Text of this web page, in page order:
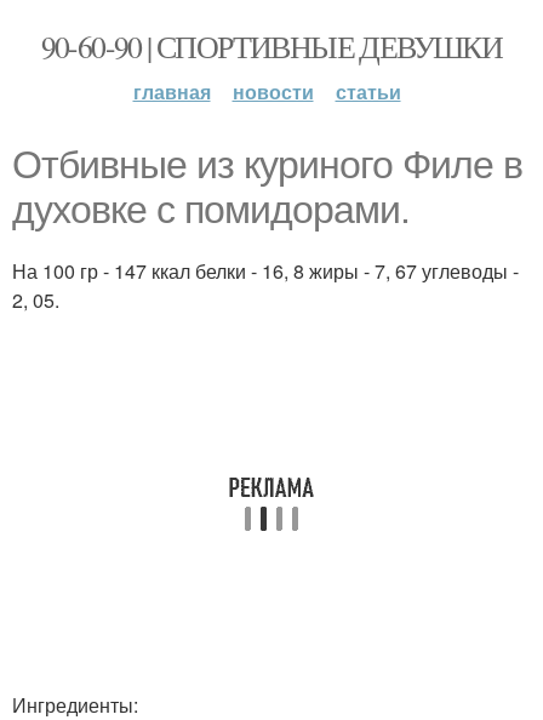
90-60-90 | СПОРТИВНЫЕ ДЕВУШКИ
главная новости статьи
Отбивные из куриного Филе в
духовке с помидорами.
На 100 гр - 147 ккал белки - 16, 8 жиры - 7, 67 углеводы -
2, 05.
Ингредиенты: